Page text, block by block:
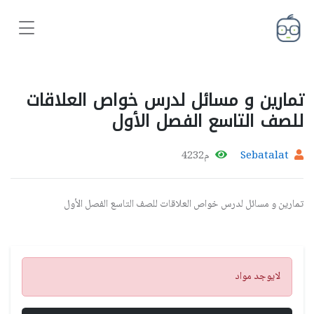
تمارين و مسائل لدرس خواص العلاقات
للصف التاسع الفصل الأول
Sebatalat م4232
تمارين و مسائل لدرس خواص العلاقات للصف التاسع الفصل الأول
تنبيه
لايوجد مواد